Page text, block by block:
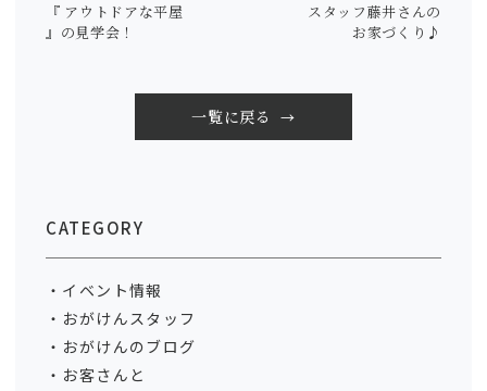
『 アウトドアな平屋
』の見学会！
一覧に戻る
スタッフ藤井さんの
お家づくり♪
CATEGORY
イベント情報
おがけんスタッフ
おがけんのブログ
お客さんと